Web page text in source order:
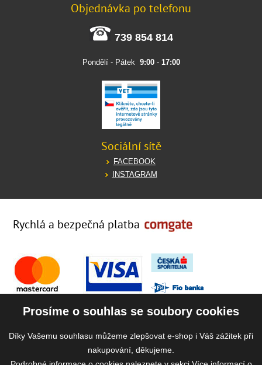
Objednávka po telefonu
739 854 814
Pondělí - Pátek 9:00- 17:00
Sociální sítě
FACEBOOK
INSTAGRAM
Rychlá a bezpečná platba
Prosíme o souhlas se soubory cookies
Díky Vašemu souhlasu můžeme zlepšovat e-shop i Váš zážitek při
nakupování, děkujeme.